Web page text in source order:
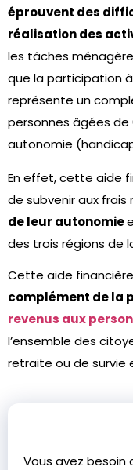
éprouvent des
réalisation des
les tâches
que la participation à
représente un
personnes âgées de
autonomie
En effet, cette aide
de subvenir aux frais
de leur autonomie
des trois régions de
Cette aide
complément de la
revenus aux
l’ensemble des
retraite ou de survie
Vous avez besoin